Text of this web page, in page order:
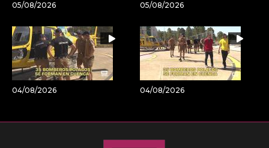
05/08/2026 05/08/2026
04/08/2026 04/08/2026